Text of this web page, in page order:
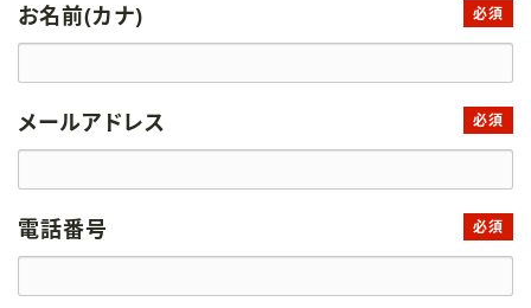
お名前(カナ) 必須
メールアドレス 必須
電話番号 必須